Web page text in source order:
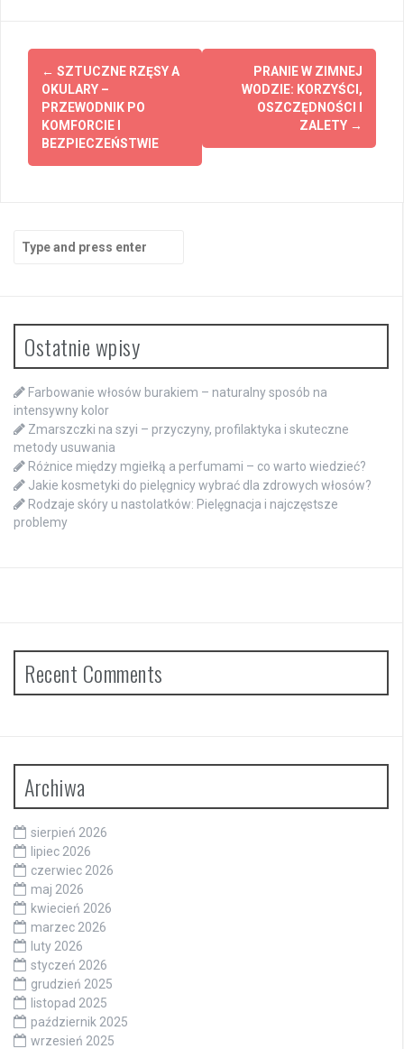
Post
navigation
← SZTUCZNE RZĘSY A
OKULARY –
PRZEWODNIK PO
KOMFORCIE I
BEZPIECZEŃSTWIE
PRANIE W ZIMNEJ
WODZIE: KORZYŚCI,
OSZCZĘDNOŚCI I
ZALETY →
for:
Ostatnie wpisy
Farbowanie włosów burakiem – naturalny sposób na
intensywny kolor
Zmarszczki na szyi – przyczyny, profilaktyka i skuteczne
metody usuwania
Różnice między mgiełką a perfumami – co warto wiedzieć?
Jakie kosmetyki do pielęgnicy wybrać dla zdrowych włosów?
Rodzaje skóry u nastolatków: Pielęgnacja i najczęstsze
problemy
Recent Comments
Archiwa
sierpień 2026
lipiec 2026
czerwiec 2026
maj 2026
kwiecień 2026
marzec 2026
luty 2026
styczeń 2026
grudzień 2025
listopad 2025
październik 2025
wrzesień 2025